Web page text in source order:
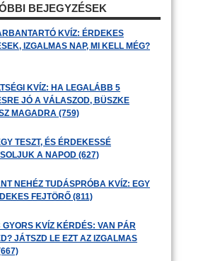
BEJEGYZÉSEK
KVÍZ: ÉRDEKES
IZGALMAS NAP, MI KELL MÉG?
KVÍZ: HA LEGALÁBB 5
JÓ A VÁLASZOD, BÜSZKE
MAGADRA (759)
TESZT, ÉS ÉRDEKESSÉ
A NAPOD (627)
NEHÉZ TUDÁSPRÓBA KVÍZ: EGY
FEJTÖRŐ (811)
GYORS KVÍZ KÉRDÉS: VAN PÁR
JÁTSZD LE EZT AZ IZGALMAS